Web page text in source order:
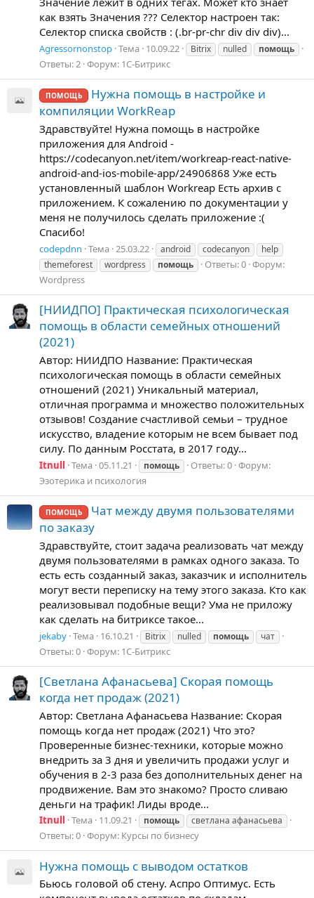
как взять Значения ??? Селектор настроен так:
Селектор списка свойств : (.br-pr-chr div div div)...
Agressornonstop Тема 10.09.22 Bitrix nulled помощь
Ответы: 2 Форум: 1С-Битрикс
ПОМОЩЬ
Нужна помощь в настройке и
компиляции WorkReap
Здравствуйте! Нужна помощь в настройке
приложения для Android -
https://codecanyon.net/item/workreap-react-native-
android-and-ios-mobile-app/24906868 Уже есть
установленный шаблон Workreap Есть архив с
приложением. К сожалению по документации у
меня не получилось сделать приложение :(
Спасибо!
codepdnn Тема 25.03.22 android codecanyon
help
themeforest
wordpress помощь Ответы: 0 Форум:
Wordpress
[НИИДПО] Практическая психологическая
помощь в области семейных отношений
(2021)
Автор: НИИДПО Название: Практическая
психологическая помощь в области семейных
отношений (2021) Уникальный материал,
отличная программа и множество положительных
отзывов! Создание счастливой семьи – трудное
искусство, владение которым не всем бывает под
силу. По данным Росстата, в 2017 году...
Itnull Тема 05.11.21 помощь Ответы: 0 Форум:
Эзотерика и психология
ПОМОЩЬ
Чат между двумя пользователями
по заказу
Здравствуйте, стоит задача реализовать чат между
двумя пользователями в рамках одного заказа. То
есть есть созданный заказ, заказчик и исполнитель
могут вести переписку на тему этого заказа. Кто как
реализовывал подобные вещи? Ума не приложу
как сделать на битриксе такое...
jekaby Тема 16.10.21 Bitrix nulled помощь чат
Ответы: 0 Форум: 1С-Битрикс
[Светлана Афанасьева] Cкорая помощь
когда нет продаж (2021)
Автор: Светлана Афанасьева Название: Cкорая
помощь когда нет продаж (2021) Что это?
Проверенные бизнес-техники, которые можно
внедрить за 3 дня и увеличить продажи услуг и
обучения в 2-3 раза без дополнительных денег на
продвижение. Вам это знакомо? Просто сливаю
деньги на трафик! Лиды вроде...
Itnull Тема 11.09.21 помощь светлана афанасьева
Ответы: 0 Форум: Курсы по бизнесу
Нужна помощь с выводом остатков
Бьюсь головой об стену. Аспро Оптимус. Есть